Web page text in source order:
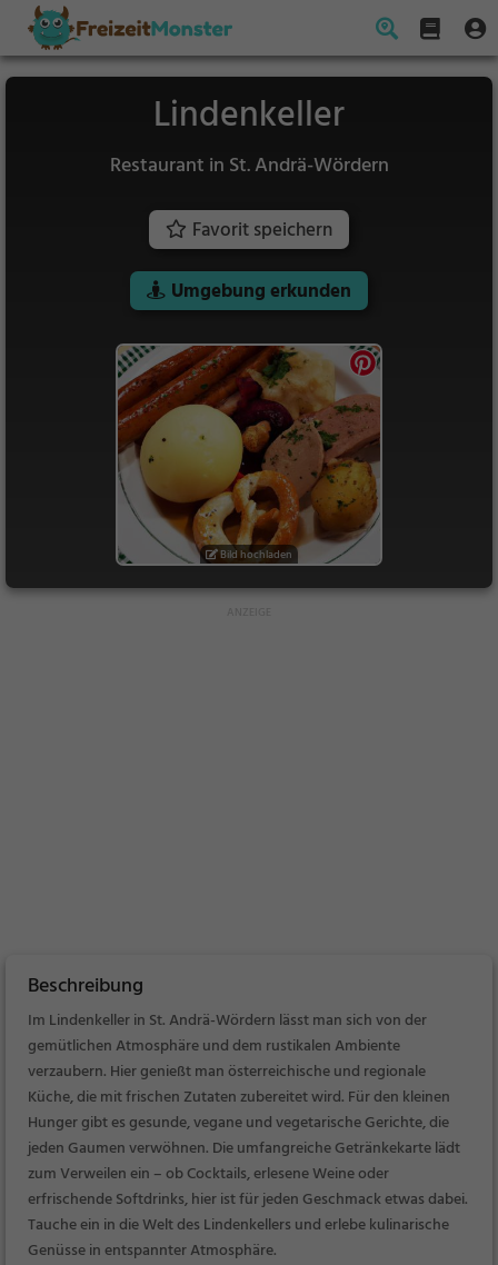
Lindenkeller
Restaurant in St. Andrä-Wördern
Favorit speichern
Umgebung erkunden
Bild hochladen
Beschreibung
Im Lindenkeller in St. Andrä-Wördern lässt man sich von der
gemütlichen Atmosphäre und dem rustikalen Ambiente
verzaubern. Hier genießt man österreichische und regionale
Küche, die mit frischen Zutaten zubereitet wird. Für den kleinen
Hunger gibt es gesunde, vegane und vegetarische Gerichte, die
jeden Gaumen verwöhnen. Die umfangreiche Getränkekarte lädt
zum Verweilen ein – ob Cocktails, erlesene Weine oder
erfrischende Softdrinks, hier ist für jeden Geschmack etwas dabei.
Tauche ein in die Welt des Lindenkellers und erlebe kulinarische
Genüsse in entspannter Atmosphäre.